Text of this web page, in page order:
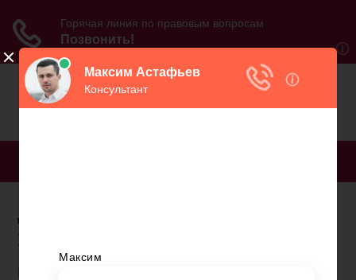
До скольки принимает
пенсионный фонд